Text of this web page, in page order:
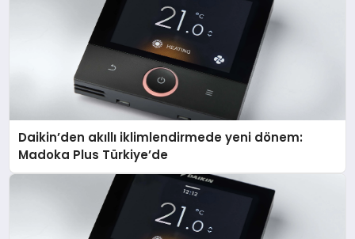
Daikin’den akıllı iklimlendirmede yeni dönem:
Madoka Plus Türkiye’de